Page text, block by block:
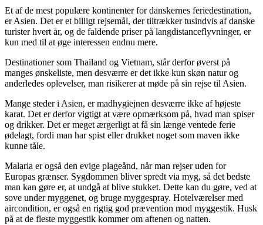
Et af de mest populære kontinenter for danskernes feriedestination,
er Asien. Det er et billigt rejsemål, der tiltrækker tusindvis af danske
turister hvert år, og de faldende priser på langdistanceflyvninger, er
kun med til at øge interessen endnu mere.
Destinationer som Thailand og Vietnam, står derfor øverst på
manges ønskeliste, men desværre er det ikke kun skøn natur og
anderledes oplevelser, man risikerer at møde på sin rejse til Asien.
Mange steder i Asien, er madhygiejnen desværre ikke af højeste
karat. Det er derfor vigtigt at være opmærksom på, hvad man spiser
og drikker. Det er meget ærgerligt at få sin længe ventede ferie
ødelagt, fordi man har spist eller drukket noget som maven ikke
kunne tåle.
Malaria er også den evige plageånd, når man rejser uden for
Europas grænser. Sygdommen bliver spredt via myg, så det bedste
man kan gøre er, at undgå at blive stukket. Dette kan du gøre, ved at
sove under myggenet, og bruge myggespray. Hotelværelser med
aircondition, er også en rigtig god prævention mod myggestik. Husk
på at de fleste myggestik kommer om aftenen og natten.